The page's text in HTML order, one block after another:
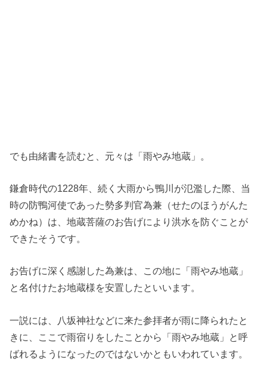
でも由緒書を読むと、元々は「雨やみ地蔵」。
鎌倉時代の1228年、続く大雨から鴨川が氾濫した際、当
時の防鴨河使であった勢多判官為兼（せたのほうがんた
めかね）は、地蔵菩薩のお告げにより洪水を防ぐことが
できたそうです。
お告げに深く感謝した為兼は、この地に「雨やみ地蔵」
と名付けたお地蔵様を安置したといいます。
一説には、八坂神社などに来た参拝者が雨に降られたと
きに、ここで雨宿りをしたことから「雨やみ地蔵」と呼
ばれるようになったのではないかともいわれています。